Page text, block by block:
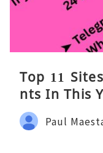
Top 11
nts In This
Paul